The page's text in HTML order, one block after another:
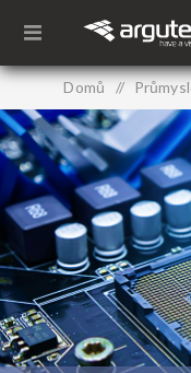
Domů /